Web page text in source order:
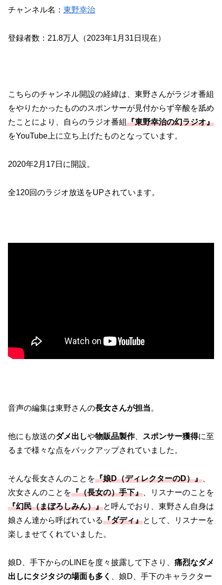
チャンネル名： 東野幸治
登録者数：21.8万人（2023年1月31日現在）
こちらのチャンネル開設の経緯は、東野さんがラジオ番組
をやりたかったもののスポンサーが見付からず辛酸を舐め
たことにより、自らのラジオ番組『東野幸治の幻ラジオ』
をYouTube上に立ち上げたものとなっています。
2020年2月17日に開設。
全120回のラジオ放送をUPされています。
音声の編集は東野さんの長女さんが担当。
他にも放送のダメ出しや物販品製作、 スポンサー獲得に至
るまで様々な点をバックアップされていました。
そんな長女さんのことを『娘D（ディレクターのD）』
次女さんのことを『（長女の）手下』 、リスナーのことを
『幻民（まぼろしみん）』と呼んでおり、東野さん自身は
娘さん達から呼ばれている『ダディ』として、リスナーを
楽しませてくれていました。
娘D、手下からのLINEを度々披露して下さり、 痛烈なダメ
出しにタジタジの場面も多く
、娘D、手下のキャラクター